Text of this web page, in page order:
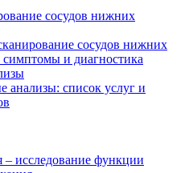
сосудов нижних
сосудов нижних
симптомы и диагностика
анализы: список услуг и
– исследование функции